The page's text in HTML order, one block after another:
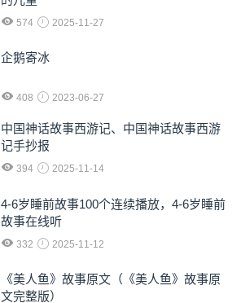
574 2025-11-27
企鹅寄冰
408 2023-06-27
中国神话故事西游记、中国神话故事西游
记手抄报
394 2025-11-14
4-6岁睡前故事100个连续播放，4-6岁睡前
故事在线听
332 2025-11-12
《美人鱼》故事原文（《美人鱼》故事原
文完整版）